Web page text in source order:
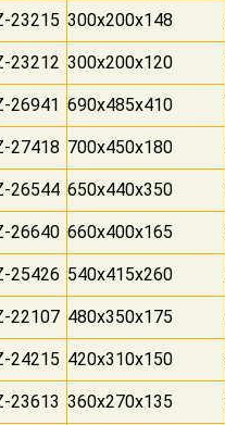
23215 300x200x148
23212 300x200x120
26941 690x485x410
27418 700x450x180
26544 650x440x350
26640 660x400x165
25426 540x415x260
22107 480x350x175
24215 420x310x150
23613 360x270x135